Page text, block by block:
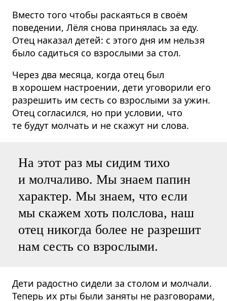
Вместо того чтобы раскаяться в своём
поведении, Лёля снова принялась за еду.
Отец наказал детей: с этого дня им нельзя
было садиться со взрослыми за стол.
Через два месяца, когда отец был
в хорошем настроении, дети уговорили его
разрешить им сесть со взрослыми за ужин.
Отец согласился, но при условии, что
те будут молчать и не скажут ни слова.
На этот раз мы сидим тихо
и молчаливо. Мы знаем папин
характер. Мы знаем, что если
мы скажем хоть полслова, наш
отец никогда более не разрешит
нам сесть со взрослыми.
Дети радостно сидели за столом и молчали.
Теперь их рты были заняты не разговорами,